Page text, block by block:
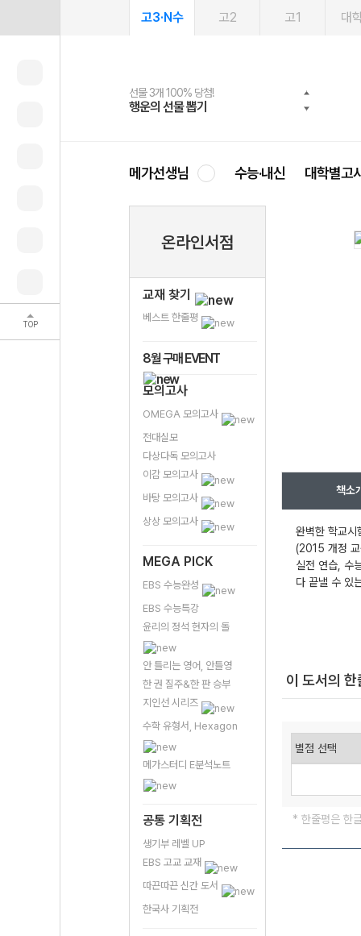
TOP
고3·N수 고2 고1 대
선물 3개 100% 당첨!
행운의 선물 뽑기
선물 100% 증정!
메가스터디 X 올리브
여름방학 스터디 캐시백
메가런 썸머스쿨
2027 러셀 단과
강사 공개선발
스마트러닝앱
설문 EVENT
메가패스
3일 무료 체험권
메가패스 수강생 무료혜택!
메가클럽 멤버십
사회공헌 캠페인
희망이룸 메가나눔
메가선생님 수능·내신 대학별고
온라인서점
교재 찾기
베스트 한줄평
8월 구매 EVENT
모의고사
OMEGA 모의고사
전대실모
다상다독 모의고사
이감 모의고사
바탕 모의고사
상상 모의고사
MEGA PICK
EBS 수능완성
EBS 수능특강
윤리의 정석 현자의 돌
안 틀리는 영어, 안틀영
한 권 질주&한 판 승부
지인선 시리즈
수학 유형서, Hexagon
메가스터디 E분석노트
공통 기획전
생기부 레벨 UP
EBS 고교 교재
따끈따끈 신간 도서
한국사 기획전
책소
완벽한 학교시
(2015 개정 교
실전 연습, 수
다 끝낼 수 있
이 도서의 한
* 한줄평은 한